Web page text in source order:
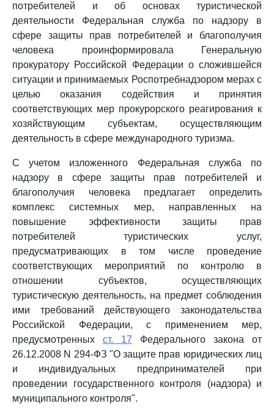
потребителей и об основах туристической
деятельности Федеральная служба по надзору в
сфере защиты прав потребителей и благополучия
человека проинформировала Генеральную
прокуратору Российской Федерации о сложившейся
ситуации и принимаемых Роспотребнадзором мерах с
целью оказания содействия и принятия
соответствующих мер прокурорского реагирования к
хозяйствующим субъектам, осуществляющим
деятельность в сфере международного туризма.
С учетом изложенного Федеральная служба по
надзору в сфере защиты прав потребителей и
благополучия человека предлагает определить
комплекс системных мер, направленных на
повышение эффективности защиты прав
потребителей туристических услуг,
предусматривающих в том числе проведение
соответствующих мероприятий по контролю в
отношении субъектов, осуществляющих
туристическую деятельность, на предмет соблюдения
ими требований действующего законодательства
Российской Федерации, с применением мер,
предусмотренных ст. 17 Федерального закона от
26.12.2008 N 294-ФЗ "О защите прав юридических лиц
и индивидуальных предпринимателей при
проведении государственного контроля (надзора) и
муниципального контроля".